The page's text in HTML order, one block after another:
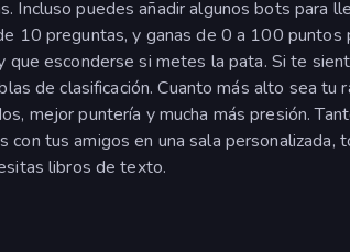
Incluso puedes añadir algunos bots para
10 preguntas, y ganas de 0 a 100 puntos
que esconderse si metes la pata. Si te
de clasificación. Cuanto más alto sea tu
mejor puntería y mucha más presión.
tus amigos en una sala personalizada,
libros de texto.